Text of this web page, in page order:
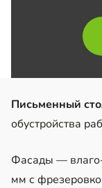
Письменный
обустройства
Фасады —
мм с